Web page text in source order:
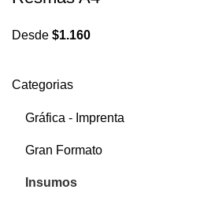
Categorias
Gráfica - Imprenta
Gran Formato
Insumos
Desde $1.160